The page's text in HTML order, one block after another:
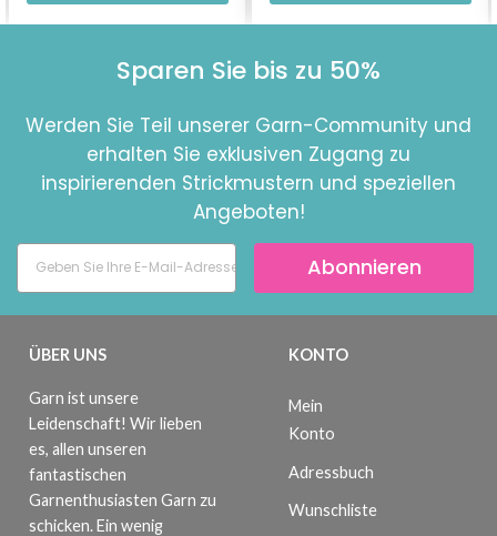
Sparen Sie bis zu 50%
Werden Sie Teil unserer Garn-Community und
erhalten Sie exklusiven Zugang zu
inspirierenden Strickmustern und speziellen
Angeboten!
Abonnieren
ÜBER UNS
Garn ist unsere
Leidenschaft! Wir lieben
es, allen unseren
fantastischen
Garnenthusiasten Garn zu
schicken. Ein wenig
KONTO
Mein
Konto
Adressbuch
Wunschliste